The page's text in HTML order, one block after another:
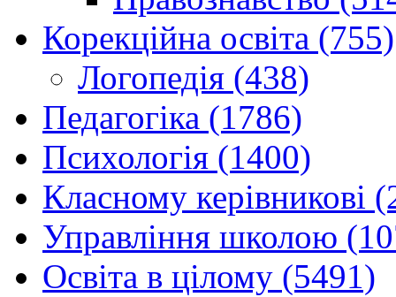
Корекційна освіта (755)
Логопедія (438)
Педагогіка (1786)
Психологія (1400)
Класному керівникові
Управління школою
Освіта в цілому (5491)